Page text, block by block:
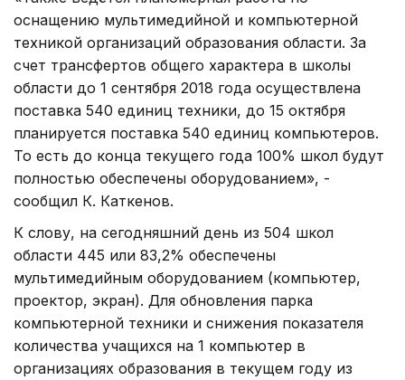
оснащению мультимедийной и компьютерной
техникой организаций образования области. За
счет трансфертов общего характера в школы
области до 1 сентября 2018 года осуществлена
поставка 540 единиц техники, до 15 октября
планируется поставка 540 единиц компьютеров.
То есть до конца текущего года 100% школ будут
полностью обеспечены оборудованием», -
сообщил К. Каткенов.
К слову, на сегодняшний день из 504 школ
области 445 или 83,2% обеспечены
мультимедийным оборудованием (компьютер,
проектор, экран). Для обновления парка
компьютерной техники и снижения показателя
количества учащихся на 1 компьютер в
организациях образования в текущем году из